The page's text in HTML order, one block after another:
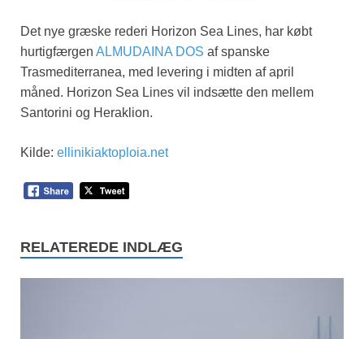
Det nye græske rederi Horizon Sea Lines, har købt
hurtigfærgen ALMUDAINA DOS af spanske
Trasmediterranea, med levering i midten af april
måned. Horizon Sea Lines vil indsætte den mellem
Santorini og Heraklion.
Kilde: ellinikiaktoploia.net
RELATEREDE INDLÆG